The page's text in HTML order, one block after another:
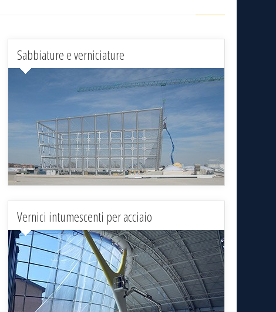
Sabbiature e verniciature
Vernici intumescenti per acciaio